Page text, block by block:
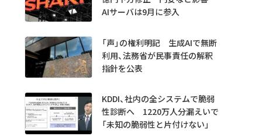
AIサーバは9月に参入
「声」の権利明記 生成AIで無断
利用、法務省が民事責任の解釈
指針を公表
KDDI、社内の全システムで脆弱
性診断へ 1220万人分漏えいで
「未知の脆弱性と片付けない」